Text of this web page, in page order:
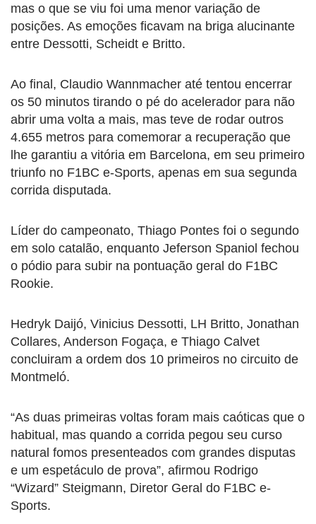
mas o que se viu foi uma menor variação de
posições. As emoções ficavam na briga alucinante
entre Dessotti, Scheidt e Britto.
Ao final, Claudio Wannmacher até tentou encerrar
os 50 minutos tirando o pé do acelerador para não
abrir uma volta a mais, mas teve de rodar outros
4.655 metros para comemorar a recuperação que
lhe garantiu a vitória em Barcelona, em seu primeiro
triunfo no F1BC e-Sports, apenas em sua segunda
corrida disputada.
Líder do campeonato, Thiago Pontes foi o segundo
em solo catalão, enquanto Jeferson Spaniol fechou
o pódio para subir na pontuação geral do F1BC
Rookie.
Hedryk Daijó, Vinicius Dessotti, LH Britto, Jonathan
Collares, Anderson Fogaça, e Thiago Calvet
concluiram a ordem dos 10 primeiros no circuito de
Montmeló.
“As duas primeiras voltas foram mais caóticas que o
habitual, mas quando a corrida pegou seu curso
natural fomos presenteados com grandes disputas
e um espetáculo de prova”, afirmou Rodrigo
“Wizard” Steigmann, Diretor Geral do F1BC e-
Sports.